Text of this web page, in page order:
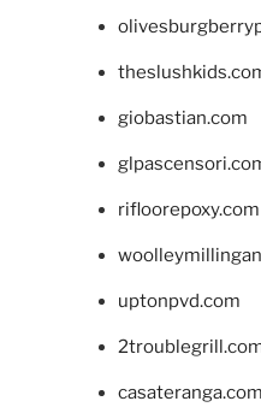
giobastian.com
rifloorepoxy.com
uptonpvd.com
casateranga.com